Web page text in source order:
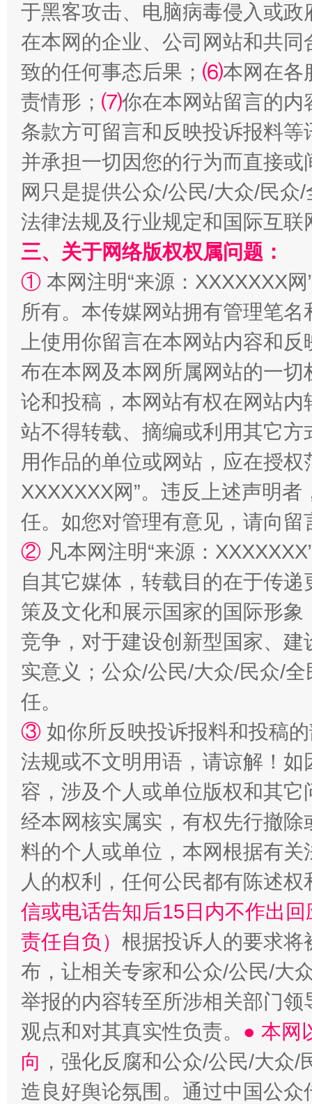
解纷+调解+退费，一次搞定
站台名比不上好声名
漫山遍野的桃花与雪山、麦地、白藏房 除
于黑客攻击、电脑病毒侵入或
在本网的企业、公司网站和共
致的任何事态后果； ⑹本网在各
责情形； ⑺你在本网站留言的内
条款方可留言和反映投诉报料
并承担一切因您的行为而直接
网只是提供公众/公民/大众/民
法律法规及行业规定和国际互
三、关于网络版权权属问题：
① 本网注明“来源：XXXXXXX
所有。本传媒网站拥有管理笔
上使用你留言在本网站内容和
布在本网及本网所属网站的一
论和投稿，本网站有权在网站
站不得转载、摘编或利用其它
用作品的单位或网站，应在授
XXXXXXX网”。违反上述声明
任。如您对管理有意见，请向
② 凡本网注明“来源：
自其它媒体，转载目的在于传
策及文化和展示国家的国际形
竞争，对于建设创新型国家、
实意义；公众/公民/大众/民众/
任。
③ 如你所反映投诉报料和投稿
法规或不文明用语，请谅解！
容，涉及个人或单位版权和其它
经本网核实属实，有权先行撤
料的个人或单位，本网根据有
人的权利，任何公民都有陈述
信或电话告知后15日内不作出
责任自负） 根据投诉人的要求将
布，让相关专家和公众/公民/大
举报的内容转至所涉相关部门
观点和对其真实性负责。 ● 本网
向 ，强化反腐和公众/公民/大众
造良好舆论氛围。通过中国公